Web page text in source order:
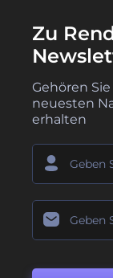
Zu
Gehören
neuesten
erhalten